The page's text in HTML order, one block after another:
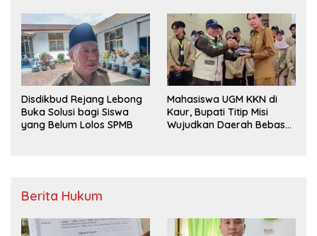
Disdikbud Rejang Lebong
Buka Solusi bagi Siswa
yang Belum Lolos SPMB
Mahasiswa UGM KKN di
Kaur, Bupati Titip Misi
Wujudkan Daerah Bebas
Berita Hukum